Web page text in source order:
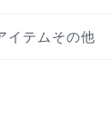
イテムその他